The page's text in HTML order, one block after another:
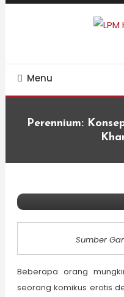
Skip
Menu
Perennium:
Sumber
Beberapa orang
seorang komikus erotis